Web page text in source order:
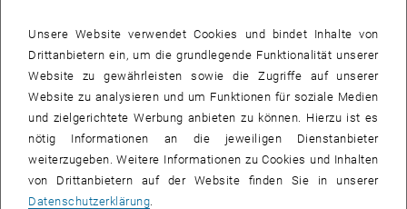
Unsere Website verwendet Cookies und bindet Inhalte von
Drittanbietern ein, um die grundlegende Funktionalität unserer
Website zu gewährleisten sowie die Zugriffe auf unserer
Website zu analysieren und um Funktionen für soziale Medien
und zielgerichtete Werbung anbieten zu können. Hierzu ist es
nötig Informationen an die jeweiligen Dienstanbieter
weiterzugeben. Weitere Informationen zu Cookies und Inhalten
von Drittanbietern auf der Website finden Sie in unserer
Datenschutzerklärung